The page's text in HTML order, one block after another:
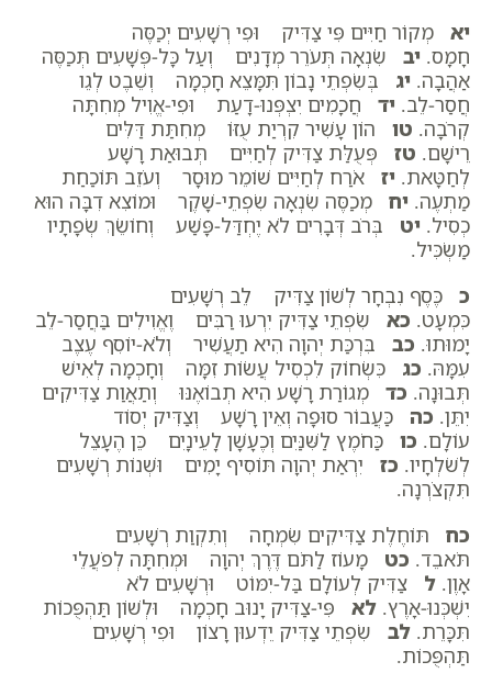
יא מְקוֹר חַיִּים פִּי צַדִּיק וּפִי רְשָׁעִים יְכַסֶּה
חָמָס. יב שִׂנְאָה תְּעֹרֵר מְדָנִים וְעַל כָּל-פְּשָׁעִים תְּכַסֶּה
אַהֲבָה. יג בְּשִׂפְתֵי נָבוֹן תִּמָּצֵא חָכְמָה וְשֵׁבֶט לְגֵו
חֲסַר-לֵב. יד חֲכָמִים יִצְפְּנוּ-דָעַת וּפִי-אֱוִיל מְחִתָּה
קְרֹבָה. טו הוֹן עָשִׁיר קִרְיַת עֻזּוֹ מְחִתַּת דַּלִּים
רֵישָׁם. טז פְּעֻלַּת צַדִּיק לְחַיִּים תְּבוּאַת רָשָׁע
לְחַטָּאת. יז אֹרַח לְחַיִּים שׁוֹמֵר מוּסָר וְעֹזֵב תּוֹכַחַת
מַתְעֶה. יח מְכַסֶּה שִׂנְאָה שִׂפְתֵי-שָׁקֶר וּמוֹצִא דִבָּה הוּא
כְסִיל. יט בְּרֹב דְּבָרִים לֹא יֶחְדַּל-פָּשַׁע וְחוֹשֵׂךְ שְׂפָתָיו
מַשְׂכִּיל.
כ כֶּסֶף נִבְחָר לְשׁוֹן צַדִּיק לֵב רְשָׁעִים
כִּמְעָט. כא שִׂפְתֵי צַדִּיק יִרְעוּ רַבִּים וֶאֱוִילִים בַּחֲסַר-לֵב
יָמוּתוּ. כב בִּרְכַּת יְהוָה הִיא תַעֲשִׁיר וְלֹא-יוֹסִף עֶצֶב
עִמָּהּ. כג כִּשְׂחוֹק לִכְסִיל עֲשׂוֹת זִמָּה וְחָכְמָה לְאִישׁ
תְּבוּנָה. כד מְגוֹרַת רָשָׁע הִיא תְבוֹאֶנּוּ וְתַאֲוַת צַדִּיקִים
יִתֵּן. כה כַּעֲבוֹר סוּפָה וְאֵין רָשָׁע וְצַדִּיק יְסוֹד
עוֹלָם. כו כַּחֹמֶץ לַשִּׁנַּיִם וְכֶעָשָׁן לָעֵינָיִם כֵּן הֶעָצֵל
לְשֹׁלְחָיו. כז יִרְאַת יְהוָה תּוֹסִיף יָמִים וּשְׁנוֹת רְשָׁעִים
תִּקְצֹרְנָה.
כח תּוֹחֶלֶת צַדִּיקִים שִׂמְחָה וְתִקְוַת רְשָׁעִים
תֹּאבֵד. כט מָעוֹז לַתֹּם דֶּרֶךְ יְהוָה וּמְחִתָּה לְפֹעֲלֵי
אָוֶן. ל צַדִּיק לְעוֹלָם בַּל-יִמּוֹט וּרְשָׁעִים לֹא
יִשְׁכְּנוּ-אָרֶץ. לא פִּי-צַדִּיק יָנוּב חָכְמָה וּלְשׁוֹן תַּהְפֻּכוֹת
תִּכָּרֵת. לב שִׂפְתֵי צַדִּיק יֵדְעוּן רָצוֹן וּפִי רְשָׁעִים
תַּהְפֻּכוֹת.